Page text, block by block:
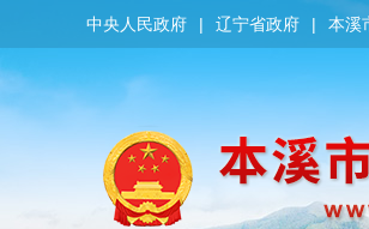
中央人民政府 | 辽宁省政府 | 本溪